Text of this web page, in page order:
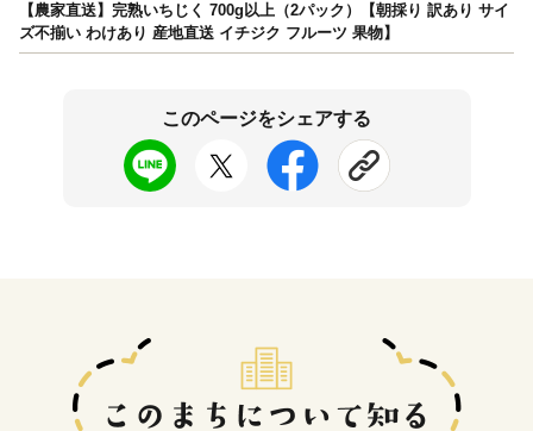
【農家直送】完熟いちじく 700g以上（2パック）【朝採り 訳あり サイ
ズ不揃い わけあり 産地直送 イチジク フルーツ 果物】
このページをシェアする